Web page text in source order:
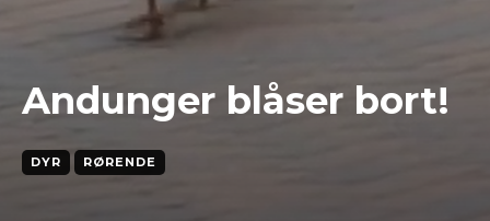
Andunger blåser bort!
DYR RØRENDE